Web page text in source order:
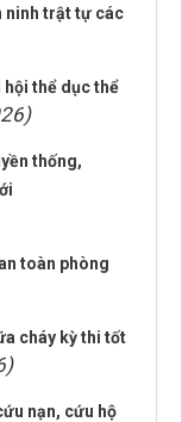
ninh trật tự các
hội thể dục thể
thống,
toàn phòng
cháy kỳ thi tốt
nạn, cứu hộ